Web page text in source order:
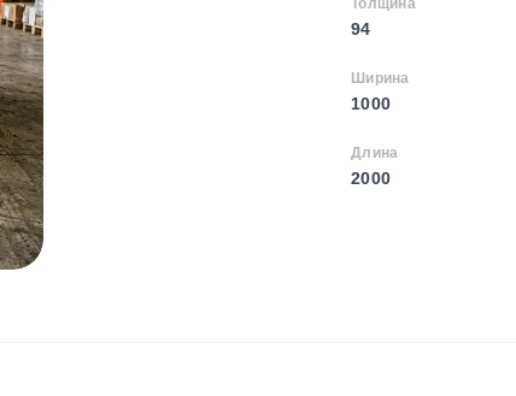
Толщина
94
Ширина
1000
Длина
2000